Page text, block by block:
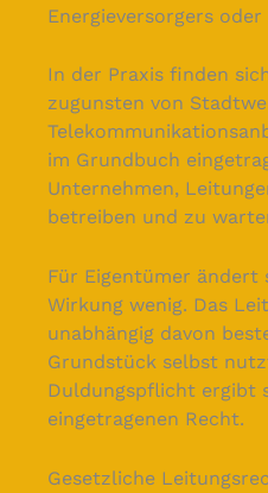
Energieversorgers
In der Praxis finden
zugunsten von
im Grundbuch
Unternehmen,
betreiben und zu
Für Eigentümer
Wirkung wenig. Das
unabhängig davon
Grundstück selbst
Duldungspflicht ergibt
eingetragenen Recht.
Gesetzliche